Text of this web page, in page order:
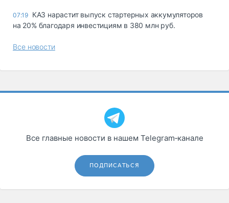
07:19 КАЗ нарастит выпуск стартерных аккумуляторов
на 20% благодаря инвестициям в 380 млн руб.
Все новости
Все главные новости в нашем Telegram‑канале
ПОДПИСАТЬСЯ